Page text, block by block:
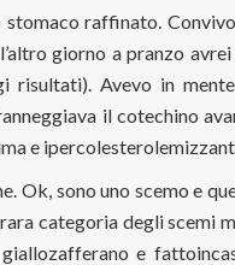
raffinato.
giorno a pranzo
risultati). Avevo in
il cotechino
e
Ok, sono uno scemo e
categoria degli scemi
e